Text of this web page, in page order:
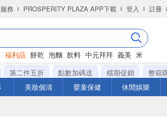
務 PROSPERITY PLAZA APP下載 登入 註冊
福利品 餅乾 泡麵 飲料 中元拜拜 義美 米
第二件五折 點數加碼送 檔期促銷 整箱
美妝個清 嬰童保健 休閒娛樂